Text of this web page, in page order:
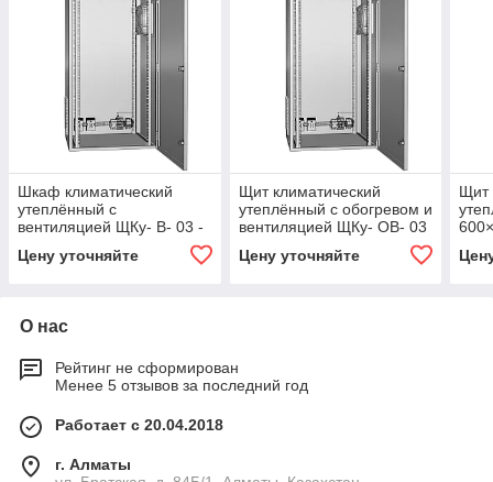
Шкаф климатический
утеплённый с
вентиляцией ЩКу- В- 03 -
IP65
Цену уточняйте
Щит климатический
утеплённый с обогревом и
вентиляцией ЩКу- ОВ- 03
- 600×400×200 (В×Ш×Г)
IP65
Цену уточняйте
Щит
О нас
Рейтинг не сформирован
Менее 5 отзывов за последний год
Работает с 20.04.2018
г. Алматы